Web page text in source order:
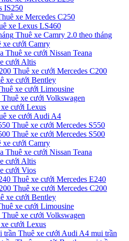
IS250
xe Mercedes C250
xe Lexus LS460
Thuê xe Camry 2.0 theo tháng
xe cưới Camry
Thuê xe cưới Nissan Teana
cưới Altis
Thuê xe cưới Mercedes C200
xe cưới Bentley
xe cưới Limousine
Thuê xe cưới Volkswagen
cưới Lexus
xe cưới Audi A4
Thuê xe cưới Mercedes S550
Thuê xe cưới Mercedes S500
xe cưới Camry
Thuê xe cưới Nissan Teana
cưới Altis
cưới Vios
Thuê xe cưới Mercedes E240
Thuê xe cưới Mercedes C200
xe cưới Bentley
xe cưới Limousine
Thuê xe cưới Volkswagen
cưới Lexus
Thuê xe cưới Audi A4 mui trần